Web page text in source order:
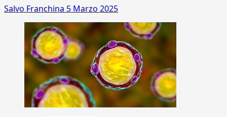
Salvo Franchina 5 Marzo 2025